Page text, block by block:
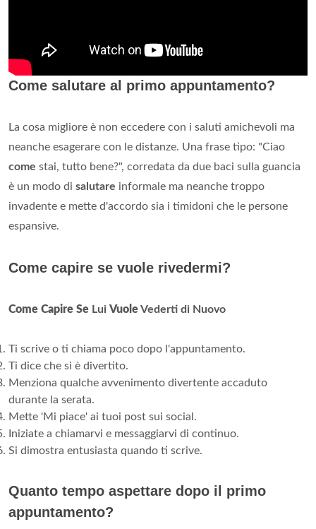
Come salutare al primo appuntamento?
La cosa migliore è non eccedere con i saluti amichevoli ma
neanche esagerare con le distanze. Una frase tipo: "Ciao
come stai, tutto bene?", corredata da due baci sulla guancia
è un modo di salutare informale ma neanche troppo
invadente e mette d'accordo sia i timidoni che le persone
espansive.
Come capire se vuole rivedermi?
Come Capire Se Lui VuoleVederti di Nuovo
Ti scrive o ti chiama poco dopo l'appuntamento.
Ti dice che si è divertito.
Menziona qualche avvenimento divertente accaduto
durante la serata.
Mette 'Mi piace' ai tuoi post sui social.
Iniziate a chiamarvi e messaggiarvi di continuo.
Si dimostra entusiasta quando ti scrive.
Quanto tempo aspettare dopo il primo
appuntamento?